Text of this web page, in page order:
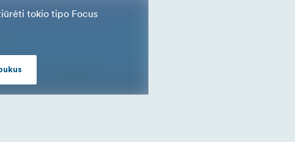
diapazoną. Technologija "Multipass Xposure" kelis kartus
- grūdėtumo ir triukšmo mažinimas. Išskirkite ir valdykite
neprarasdami vaizdo detalumo.
tokio tipo Focus